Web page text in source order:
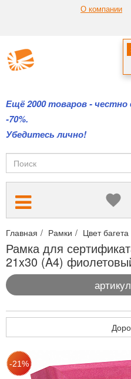
О компании
Ещё 2000 товаров - честно
-70%.
Убедитесь лично!
Главная Рамки Цвет багета
Рамка для
21x30 (A4)